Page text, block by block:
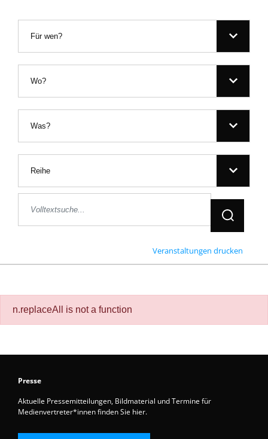
Für wen?
Wo?
Was?
Reihe
Jetzt
Veranstaltungen drucken
n.replaceAll is not a function
Presse
Aktuelle Pressemitteilungen, Bildmaterial und Termine für
Medienvertreter*innen finden Sie hier.